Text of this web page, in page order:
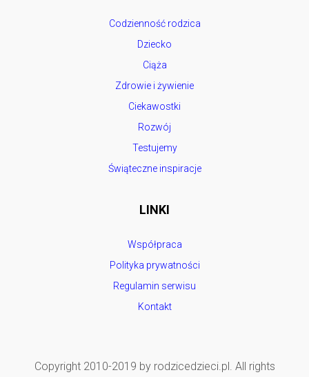
Codzienność rodzica
Dziecko
Ciąża
Zdrowie i żywienie
Ciekawostki
Rozwój
Testujemy
Świąteczne inspiracje
LINKI
Współpraca
Polityka prywatności
Regulamin serwisu
Kontakt
Copyright 2010-2019 by rodzicedzieci.pl. All rights